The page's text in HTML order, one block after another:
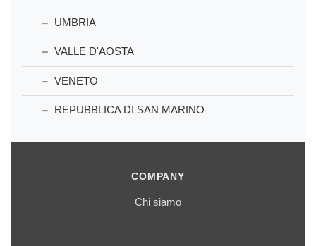
UMBRIA
VALLE D'AOSTA
VENETO
REPUBBLICA DI SAN MARINO
COMPANY
Chi siamo